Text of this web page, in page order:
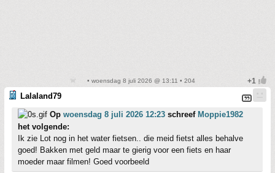
• woensdag 8 juli 2026 @ 13:11 • 204
Lalaland79
Op woensdag 8 juli 2026 12:23 schreef Moppie1982
het volgende:
Ik zie Lot nog in het water fietsen.. die meid fietst alles behalve
goed! Bakken met geld maar te gierig voor een fiets en haar
moeder maar filmen! Goed voorbeeld